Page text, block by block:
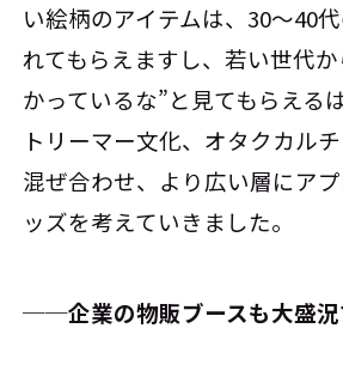
い絵柄のアイテムは、30～40
れてもらえますし、若い世代
かっているな”と見てもらえる
トリーマー文化、オタクカル
混ぜ合わせ、より広い層にア
ッズを考えていきました。
──企業の物販ブースも大盛況